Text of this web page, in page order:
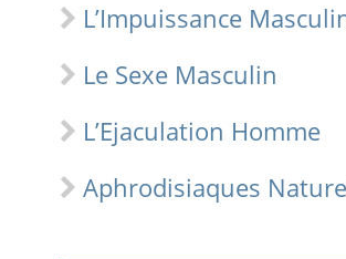
L’Impuissance
Le Sexe Masculin
L’Ejaculation Homme
Aphrodisiaques